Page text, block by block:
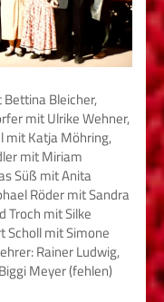
Bleicher,
mit Ulrike Wehner,
mit Katja Möhring,
mit Miriam
Süß mit Anita
Röder mit Sandra
Troch mit Silke
Scholl mit Simone
Rainer Ludwig,
Meyer (fehlen)